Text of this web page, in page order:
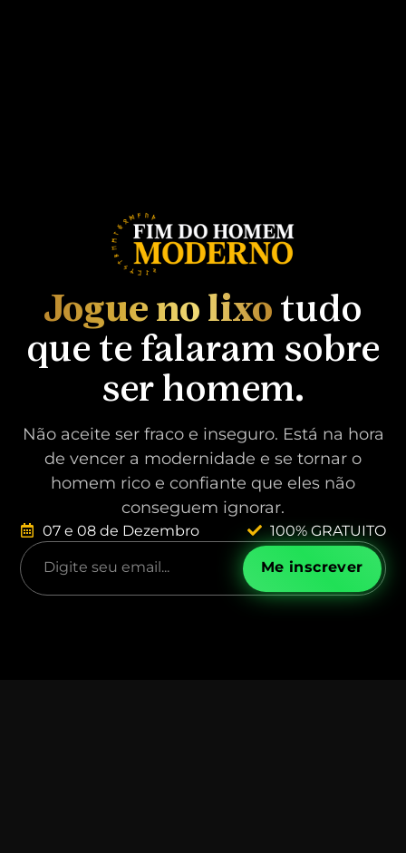
Jogue no lixo tudo
que te falaram sobre
ser homem.
Não aceite ser fraco e inseguro. Está na hora
de vencer a modernidade e se tornar o
homem rico e confiante que eles não
conseguem ignorar.
07 e 08 de Dezembro 100% GRATUITO
Me inscrever